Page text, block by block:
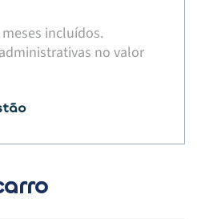
incluídos.
no valor